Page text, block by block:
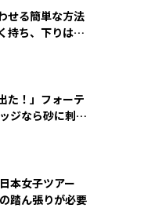
せる簡単な方法
ち、下りは短
た！」フォーテ
ジなら砂に刺さ
本女子ツアー
足の踏ん張りが必要